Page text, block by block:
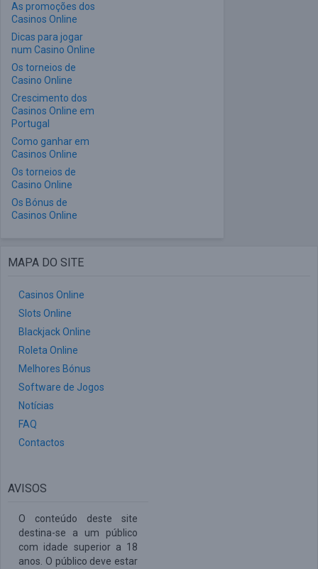
As promoções dos
Casinos Online
Dicas para jogar
num Casino Online
Os torneios de
Casino Online
Crescimento dos
Casinos Online em
Portugal
Como ganhar em
Casinos Online
Os torneios de
Casino Online
Os Bónus de
Casinos Online
MAPA DO SITE
Casinos Online
Slots Online
Blackjack Online
Roleta Online
Melhores Bónus
Software de Jogos
Notícias
FAQ
Contactos
AVISOS
O conteúdo deste site
destina-se a um público
com idade superior a 18
anos. O público deve estar